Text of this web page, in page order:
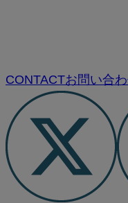
CONTACTお問い合